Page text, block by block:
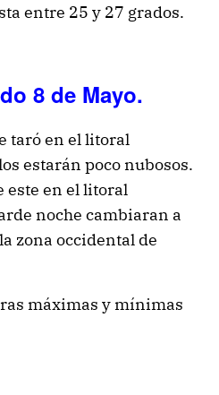
entre 25 y 27 grados.
8 de Mayo.
taró en el litoral
estarán poco nubosos.
este en el litoral
noche cambiaran a
zona occidental de
máximas y mínimas